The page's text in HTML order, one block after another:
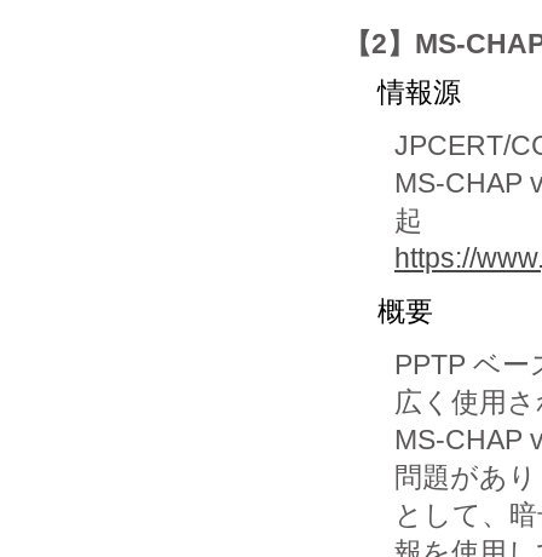
【2】MS-
情報源
JPCERT/
MS-CHAP
起
https://
概要
PPTP ベ
広く使用
MS-CHAP
問題があ
として、